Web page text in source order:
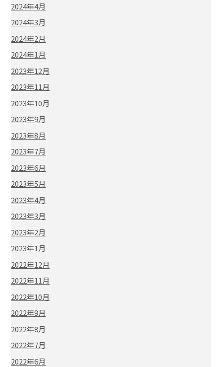
2024年4月
2024年3月
2024年2月
2024年1月
2023年12月
2023年11月
2023年10月
2023年9月
2023年8月
2023年7月
2023年6月
2023年5月
2023年4月
2023年3月
2023年2月
2023年1月
2022年12月
2022年11月
2022年10月
2022年9月
2022年8月
2022年7月
2022年6月